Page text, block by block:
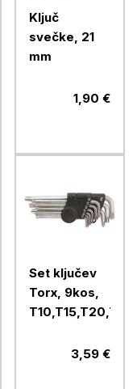
Ključ
svečke, 21
mm
1,90 €
Set ključev
Torx, 9kos,
3,59 €